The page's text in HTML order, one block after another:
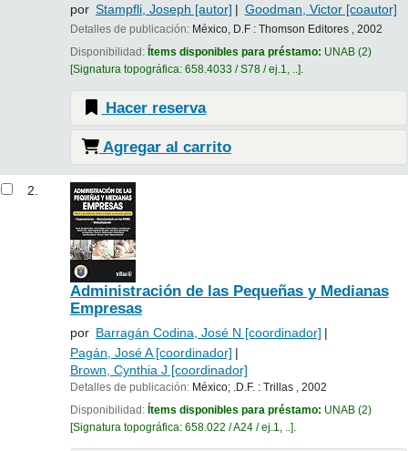
por Stampfli, Joseph [autor] Goodman, Victor[coautor]
Detalles de publicación: México, D.F : Thomson Editores , 2002
Disponibilidad: Ítems disponibles para préstamo: UNAB(2)
Signatura topográfica: 658.4033 / S78 / ej.1, .. .
Hacer reserva
Agregar al carrito
2.
Administración de las Pequeñas y Medianas
Empresas
por Barragán Codina, José N [coordinador]
Pagán, José A[coordinador]
Brown, Cynthia J [coordinador]
Detalles de publicación: México; .D.F. : Trillas , 2002
Disponibilidad: Ítems disponibles para préstamo: UNAB(2)
Signatura topográfica: 658.022 / A24 / ej.1, .. .